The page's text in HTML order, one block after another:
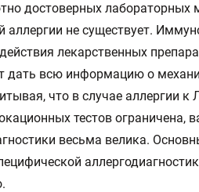
достоверных лабораторных
аллергии не существует.
лекарственных
дать всю информацию о
что в случае аллергии
тестов ограничена,
весьма велика.